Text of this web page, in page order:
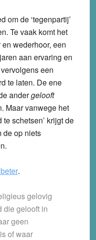
om de ‘tegenpartij’
Te vaak komt het
wederhoor, een
aan ervaring en
een
te laten. De ene
andergelooft
Maar vanwege het
schetsen’ krijgt de
de op niets
.
gelovig
die gelooft in
geen
of waar